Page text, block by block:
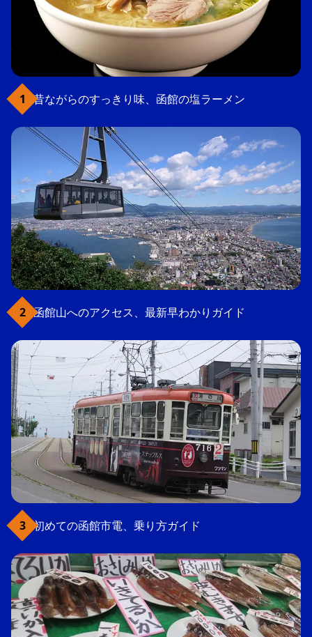
昔ながらのすっきり味、函館の塩ラーメン
函館山へのアクセス、最新早わかりガイド
初めての函館市電、乗り方ガイド